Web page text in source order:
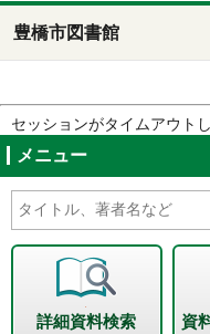
豊橋市図書館
セッションがタイムアウトし
メニュー
詳細資料検索
資